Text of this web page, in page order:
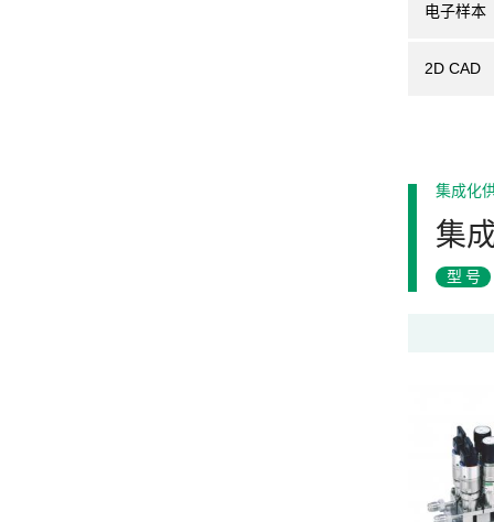
电子样本
2D CAD
集成化
集
型号